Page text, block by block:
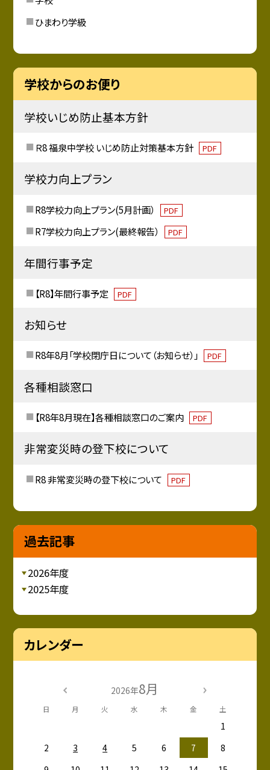
ひまわり学級
学校からのお便り
学校いじめ防止基本方針
Ｒ8 福泉中学校 いじめ防止対策基本方針 PDF
学校力向上プラン
R8学校力向上プラン(5月計画） PDF
R7学校力向上プラン(最終報告） PDF
年間行事予定
【R8】年間行事予定 PDF
お知らせ
R8年8月「学校閉庁日について（お知らせ）」 PDF
各種相談窓口
【R8年8月現在】各種相談窓口のご案内 PDF
非常変災時の登下校について
R8 非常変災時の登下校について PDF
過去記事
2026年度
2025年度
カレンダー
2026年8月
日 月 火 水 木 金 土
1
2
3 4 5 6 7
8